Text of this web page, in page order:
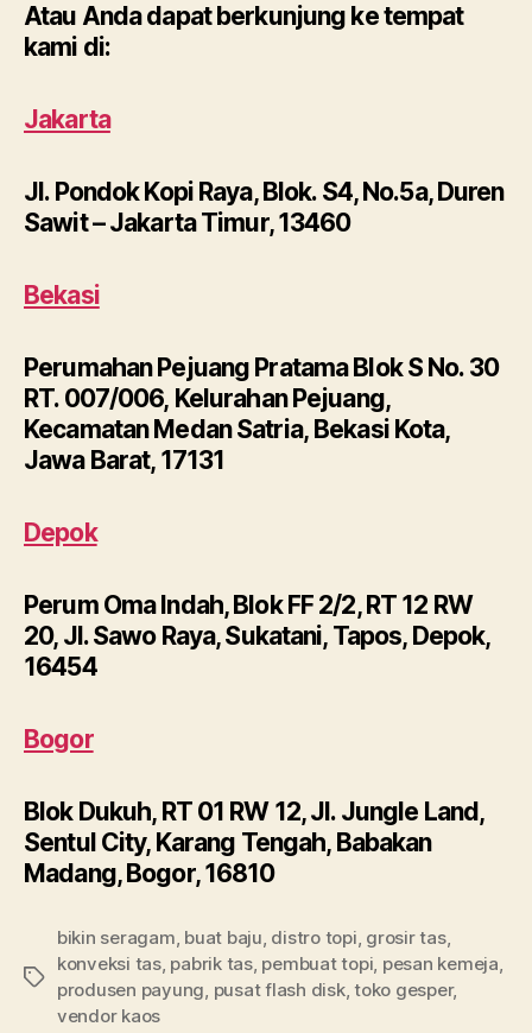
Atau Anda dapat berkunjung ke tempat
kami di:
Jakarta
Jl. Pondok Kopi Raya, Blok. S4, No.5a, Duren
Sawit – Jakarta Timur, 13460
Bekasi
Perumahan Pejuang Pratama Blok S No. 30
RT. 007/006, Kelurahan Pejuang,
Kecamatan Medan Satria, Bekasi Kota,
Jawa Barat, 17131
Depok
Perum Oma Indah, Blok FF 2/2, RT 12 RW
20, Jl. Sawo Raya, Sukatani, Tapos, Depok,
16454
Bogor
Blok Dukuh, RT 01 RW 12, Jl. Jungle Land,
Sentul City, Karang Tengah, Babakan
Madang, Bogor, 16810
Tags
bikin seragam, buat baju, distro topi, grosir tas,
konveksi tas, pabrik tas, pembuat topi, pesan kemeja,
produsen payung, pusat flash disk,toko gesper,
vendor kaos